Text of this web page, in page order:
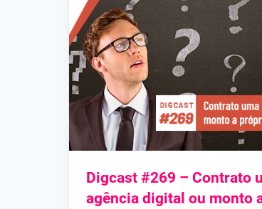
Digcast #269 – Contrato
agência digital ou monto